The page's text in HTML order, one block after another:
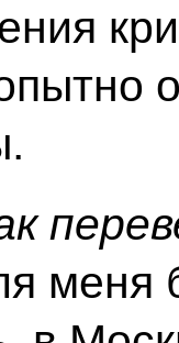
меня